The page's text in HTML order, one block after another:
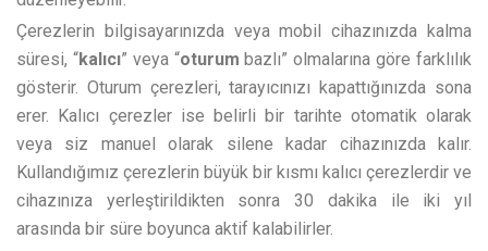
Çerezlerin bilgisayarınızda veya mobil cihazınızda kalma
süresi, “kalıcı” veya “oturum bazlı” olmalarına göre farklılık
gösterir. Oturum çerezleri, tarayıcınızı kapattığınızda sona
erer. Kalıcı çerezler ise belirli bir tarihte otomatik olarak
veya siz manuel olarak silene kadar cihazınızda kalır.
Kullandığımız çerezlerin büyük bir kısmı kalıcı çerezlerdir ve
cihazınıza yerleştirildikten sonra 30 dakika ile iki yıl
arasında bir süre boyunca aktif kalabilirler.